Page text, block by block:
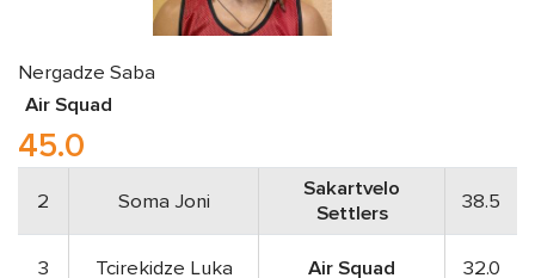
Nergadze Saba
Air Squad
45.0
2 Soma Joni
Sakartvelo
Settlers
38.5
3 Tcirekidze Luka Air Squad 32.0